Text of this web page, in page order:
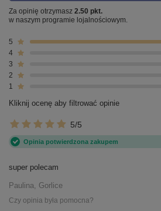
Za opinię otrzymasz 2.50 pkt.
w naszym programie lojalnościowym.
5
4
3
2
1
Kliknij ocenę aby filtrować opinie
5/5
Opinia potwierdzona zakupem
super polecam
Paulina, Gorlice
Czy opinia była pomocna?